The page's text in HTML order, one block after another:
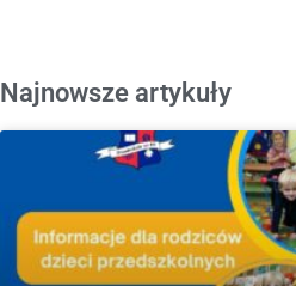
Najnowsze artykuły